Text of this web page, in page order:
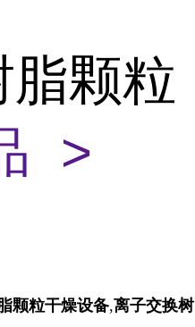
颗粒
>
颗粒干燥设备,离子交换树